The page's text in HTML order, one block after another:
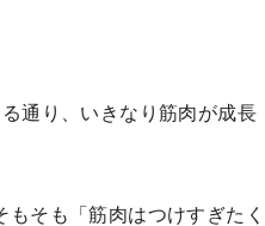
通り、いきなり筋肉が成長
そも「筋肉はつけすぎたく